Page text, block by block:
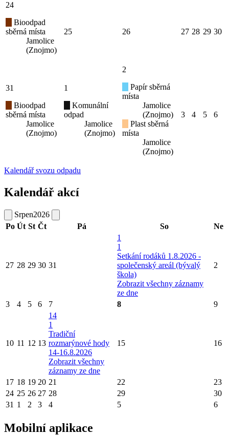
24
Bioodpad
sběrná místa
Jamolice
(Znojmo)
25 26 27 28 29 30
31
Bioodpad
sběrná místa
Jamolice
(Znojmo)
1
Komunální
odpad
Jamolice
(Znojmo)
2
Papír sběrná
místa
Jamolice
(Znojmo)
Plast sběrná
místa
Jamolice
(Znojmo)
3 4 5 6
Kalendář svozu odpadu
Kalendář akcí
Srpen2026
Po Út St Čt Pá So Ne
27 28 29 30 31
1
1
Setkání rodáků 1.8.2026 -
společenský areál (bývalý
škola)
Zobrazit všechny záznamy
ze dne
2
3 4 5 6 7 8 9
10 11 12 13
14
1
Tradiční
rozmarýnové hody
14-16.8.2026
Zobrazit všechny
záznamy ze dne
15 16
17 18 19 20 21 22
23
24 25 26 27 28 29
30
31 1 2 3 4 5 6
Mobilní aplikace